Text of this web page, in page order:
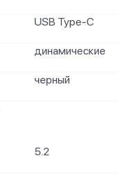
USB Type-C
динамические
черный
5.2